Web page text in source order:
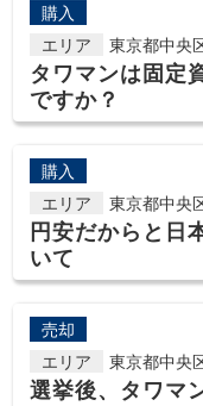
購入
エリア
東京都中央
タワマンは固定
ですか？
購入
エリア
東京都中央
円安だからと日
いて
売却
エリア
東京都中央
選挙後、タワマ